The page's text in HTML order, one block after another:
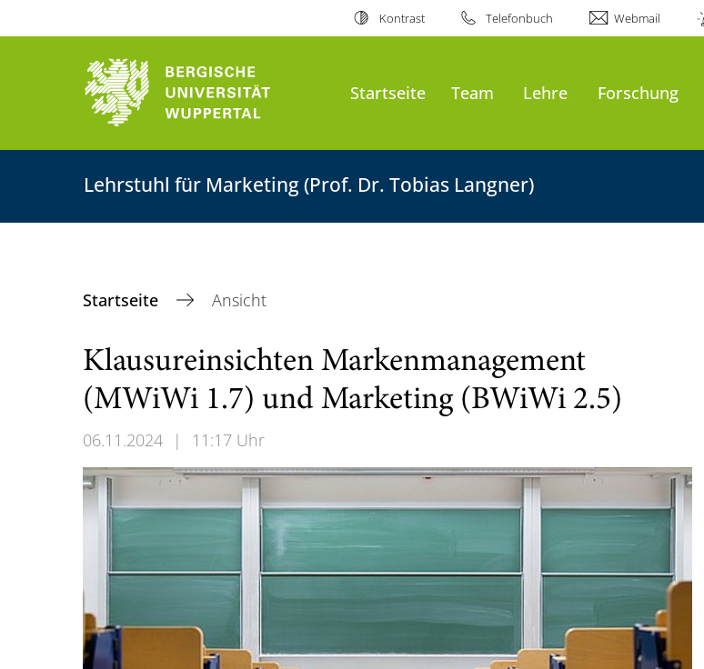
Kontrast Telefonbuch Webmail
Startseite Team Lehre Forschung
Lehrstuhl für Marketing (Prof. Dr. Tobias Langner)
Startseite Ansicht
Klausureinsichten Markenmanagement
(MWiWi 1.7) und Marketing (BWiWi 2.5)
06.11.2024 | 11:17 Uhr